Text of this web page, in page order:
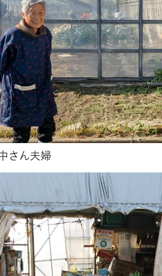
さん夫婦